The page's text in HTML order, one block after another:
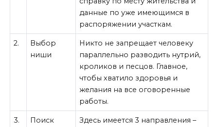
данные по уже имеющимся в
распоряжении участкам.
2.
Выбор
ниши
Никто не запрещает человеку
параллельно разводить нутрий,
кроликов и песцов. Главное,
чтобы хватило здоровья и
желания на все оговоренные
работы.
3.
Поиск
Здесь имеется 3 направления –